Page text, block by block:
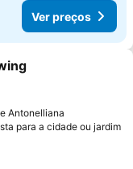
Ver preços
favoritos
Antonelliana
para a cidade ou jardim